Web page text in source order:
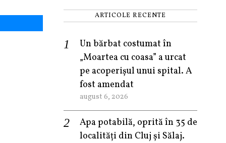
ARTICOLE RECENTE
Un bărbat costumat în
„Moartea cu coasa” a urcat
pe acoperișul unui spital. A
fost amendat
august 6, 2026
Apa potabilă, oprită în 35 de
localități din Cluj și Sălaj.